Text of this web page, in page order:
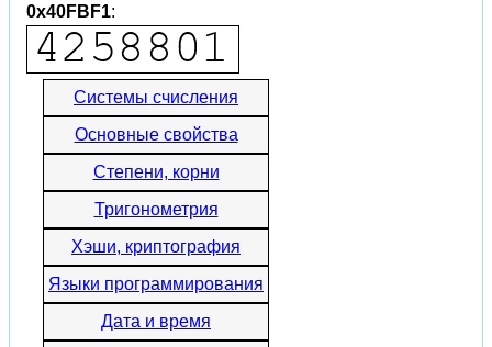
0x40FBF1:
Системы счисления
Основные свойства
Степени, корни
Тригонометрия
Хэши, криптография
Языки программирования
Дата и время